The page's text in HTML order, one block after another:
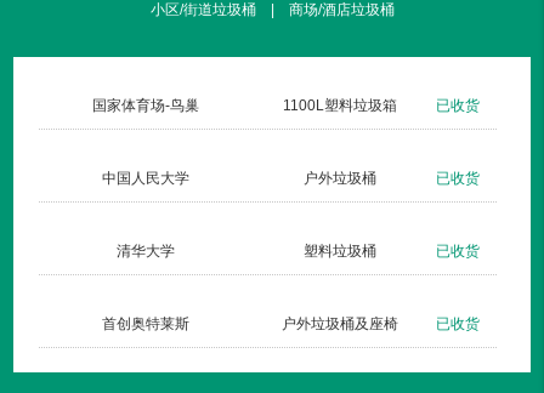
小区/街道垃圾桶 | 商场/酒店垃圾桶
国家体育场-鸟巢 1100L塑料垃圾箱 已收货
中国人民大学 户外垃圾桶 已收货
清华大学 塑料垃圾桶 已收货
首创奥特莱斯 户外垃圾桶及座椅 已收货